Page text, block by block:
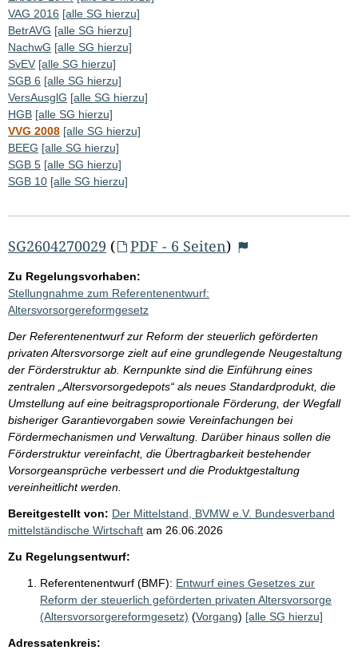
VAG 2016 [alle SG hierzu]
BetrAVG [alle SG hierzu]
NachwG [alle SG hierzu]
SvEV [alle SG hierzu]
SGB 6 [alle SG hierzu]
VersAusglG [alle SG hierzu]
HGB [alle SG hierzu]
VVG 2008 [alle SG hierzu]
BEEG [alle SG hierzu]
SGB 5 [alle SG hierzu]
SGB 10 [alle SG hierzu]
SG2604270029 ( PDF - 6 Seiten)
Zu Regelungsvorhaben:
Stellungnahme zum Referentenentwurf:
Altersvorsorgereformgesetz
Der Referentenentwurf zur Reform der steuerlich geförderten
privaten Altersvorsorge zielt auf eine grundlegende Neugestaltung
der Förderstruktur ab. Kernpunkte sind die Einführung eines
zentralen „Altersvorsorgedepots“ als neues Standardprodukt, die
Umstellung auf eine beitragsproportionale Förderung, der Wegfall
bisheriger Garantievorgaben sowie Vereinfachungen bei
Fördermechanismen und Verwaltung. Darüber hinaus sollen die
Förderstruktur vereinfacht, die Übertragbarkeit bestehender
Vorsorgeansprüche verbessert und die Produktgestaltung
vereinheitlicht werden.
Bereitgestellt von: Der Mittelstand, BVMW e.V. Bundesverband
mittelständische Wirtschaft am 26.06.2026
Zu Regelungsentwurf:
Referentenentwurf (BMF): Entwurf eines Gesetzes zur
Reform der steuerlich geförderten privaten Altersvorsorge
(Altersvorsorgereformgesetz) (Vorgang) [alle SG hierzu]
Adressatenkreis: